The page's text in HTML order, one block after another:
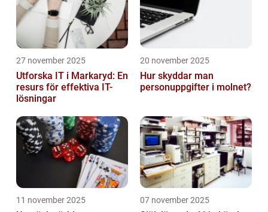
27 november 2025
Utforska IT i Markaryd: En
resurs för effektiva IT-
lösningar
20 november 2025
Hur skyddar man
personuppgifter i molnet?
11 november 2025 07 november 2025